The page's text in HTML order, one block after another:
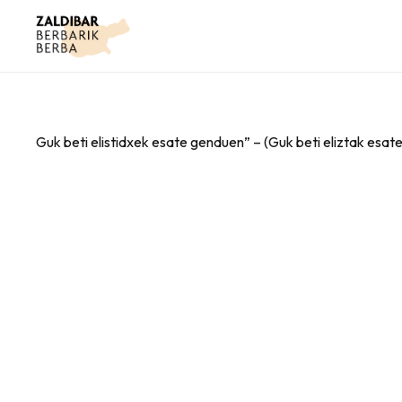
Guk beti elistidxek esate genduen” – (Guk beti eliztak